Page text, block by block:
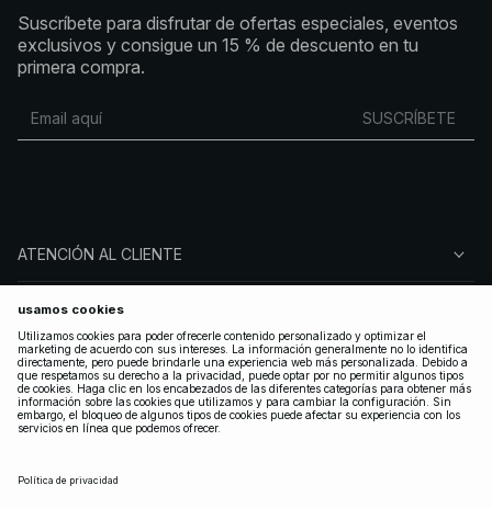
Suscríbete para disfrutar de ofertas especiales, eventos
exclusivos y consigue un 15 % de descuento en tu
primera compra.
SUSCRÍBETE
ATENCIÓN AL CLIENTE
SOBRE NA-KD
SÍGUENOS
LEGAL